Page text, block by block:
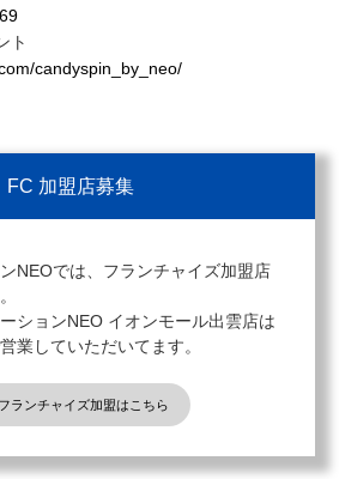
ト
candyspin_by_neo/
FC 加盟店募集
NEOでは、フランチャイズ加盟店
ションNEO イオンモール出雲店は
業していただいてます。
フランチャイズ加盟はこちら